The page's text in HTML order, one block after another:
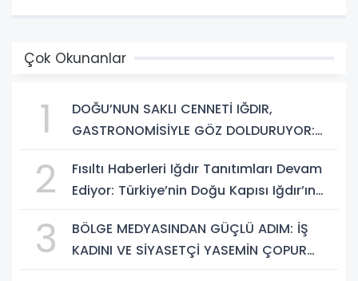
Çok Okunanlar
1
DOĞU’NUN SAKLI CENNETİ IĞDIR,
GASTRONOMİSİYLE GÖZ DOLDURUYOR:
BULUŞMA NOKTASI
2
Fısıltı Haberleri Iğdır Tanıtımları Devam
Ediyor: Türkiye’nin Doğu Kapısı Iğdır’ın
3
BÖLGE MEDYASINDAN GÜÇLÜ ADIM: İŞ
KADINI VE SİYASETÇİ YASEMİN ÇOPUR